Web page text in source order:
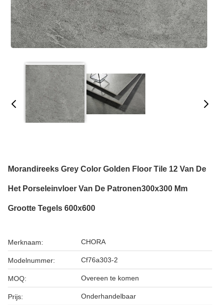
Morandireeks Grey Color Golden Floor Tile 12 Van De
Het Porseleinvloer Van De Patronen300x300 Mm
Grootte Tegels 600x600
Merknaam: CHORA
Modelnummer: Cf76a303-2
MOQ: Overeen te komen
Prijs: Onderhandelbaar